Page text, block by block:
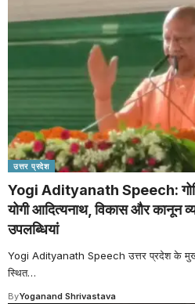
उत्तर प्रदेश
Yogi Adityanath Speech:
योगी आदित्यनाथ, विकास और कानून
उपलब्धियां
Yogi Adityanath Speech उत्तर प्रदेश के
स्थित…
ByYoganand Shrivastava